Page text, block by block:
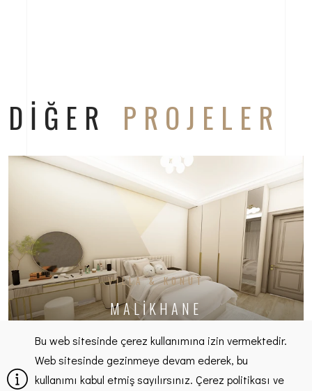
Bu web sitesinde çerez kullanımına izin vermektedir.
Web sitesinde gezinmeye devam ederek, bu
kullanımı kabul etmiş sayılırsınız. Çerez politikası ve
DIĞER PROJELER
VILLA & KONUT
MALIKHANE